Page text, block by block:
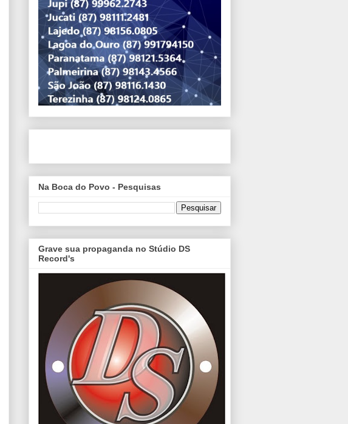
Na Boca do Povo - Pesquisas
Grave sua propaganda no Stúdio DS
Record's